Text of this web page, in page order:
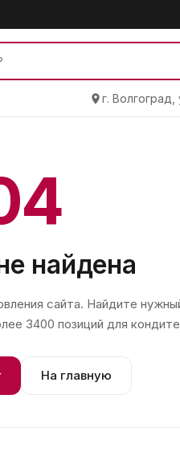
г.
найдена
сайта. Найдите
3400 позиций для
На главную